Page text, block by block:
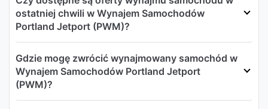
ostatniej chwili w Wynajem Samochodów
Portland Jetport (PWM)?
Gdzie mogę zwrócić wynajmowany samochód w
Wynajem Samochodów Portland Jetport
(PWM)?